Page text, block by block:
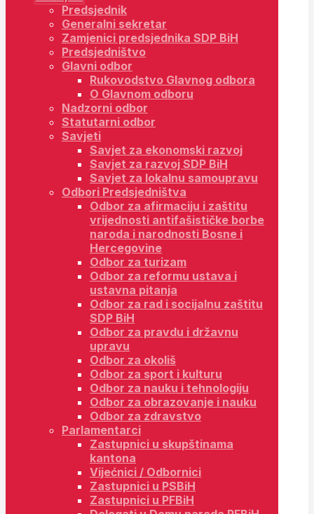
Predsjednik
Generalni sekretar
Zamjenici predsjednika SDP BiH
Predsjedništvo
Glavni odbor
Rukovodstvo Glavnog odbora
O Glavnom odboru
Nadzorni odbor
Statutarni odbor
Savjeti
Savjet za ekonomski razvoj
Savjet za razvoj SDP BiH
Savjet za lokalnu samoupravu
Odbori Predsjedništva
Odbor za afirmaciju i zaštitu
vrijednosti antifašističke borbe
naroda i narodnosti Bosne i
Hercegovine
Odbor za turizam
Odbor za reformu ustava i
ustavna pitanja
Odbor za rad i socijalnu zaštitu
SDP BiH
Odbor za pravdu i državnu
upravu
Odbor za okoliš
Odbor za sport i kulturu
Odbor za nauku i tehnologiju
Odbor za obrazovanje i nauku
Odbor za zdravstvo
Parlamentarci
Zastupnici u skupštinama
kantona
Vijećnici / Odbornici
Zastupnici u PSBiH
Zastupnici u PFBiH